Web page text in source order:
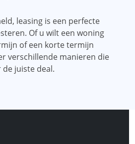
leasing is een perfecte
Of u wilt een woning
of een korte termijn
verschillende manieren die
juiste deal.